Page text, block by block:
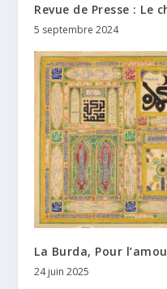
Revue de Presse : Le
5 septembre 2024
La Burda, Pour
24 juin 2025